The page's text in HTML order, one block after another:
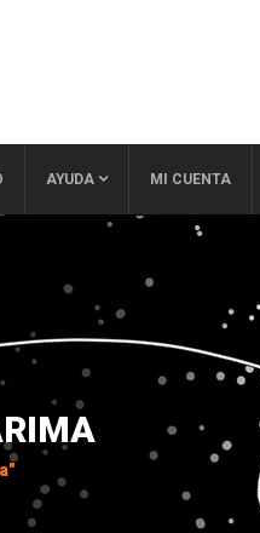
AYUDA MI CUENTA